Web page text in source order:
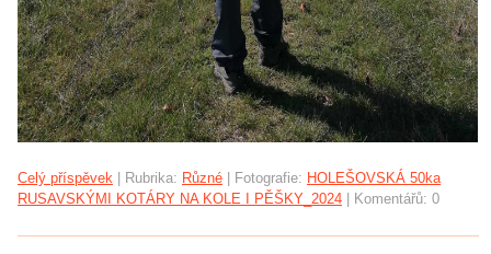
Celý příspěvek Rubrika: Různé Fotografie: HOLEŠOVSKÁ 50ka
RUSAVSKÝMI KOTÁRY NA KOLE I PĚŠKY_2024
Komentářů: 0